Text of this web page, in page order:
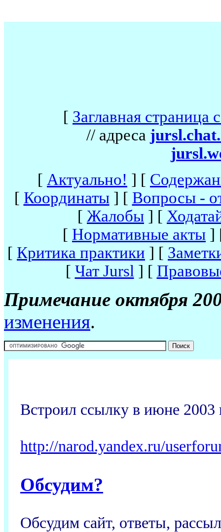
[ Заглавная
// адреса
[ Актуально! ] [
[ Координаты] [ Вопросы -
[ Жалобы ] [
[ Нормативные акты ]
[ Критика практики ] [
[ Чат Jursl ] [
Примечание октября
изменения.
Встроил ссылку в июне 2003
http://narod.yandex.ru/
Обсудим?
Обсудим сайт, ответы,